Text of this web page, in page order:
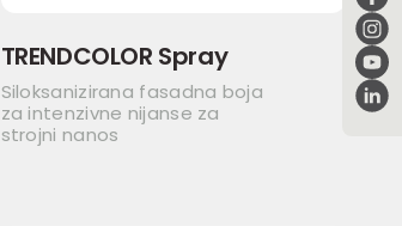
TRENDCOLOR Spray
Siloksanizirana fasadna boja
za intenzivne nijanse za
strojni nanos